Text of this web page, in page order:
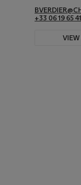
+33 06 19 65